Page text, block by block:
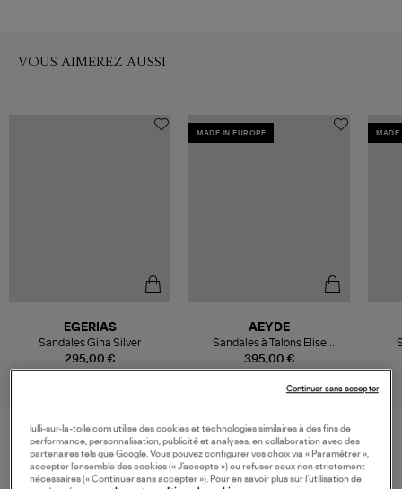
VOUS AIMEREZ AUSSI
295,00 €
EGERIAS
Sandales Gina Silver
MADE IN EUROPE
395,00 €
AEYDE
Sandales à Talons Elise
Laminated Silver
MADE
VOS DERNIERS PRODUITS VUS
lulli-sur-la-toile.com utilise des cookies et technologies similaires à des fins de
performance, personnalisation, publicité et analyses, en collaboration avec des
partenaires tels que Google. Vous pouvez configurer vos choix via « Paramétrer »,
accepter l’ensemble des cookies (« J’accepte ») ou refuser ceux non strictement
nécessaires (« Continuer sans accepter »). Pour en savoir plus sur l’utilisation de
Continuer sans accepter